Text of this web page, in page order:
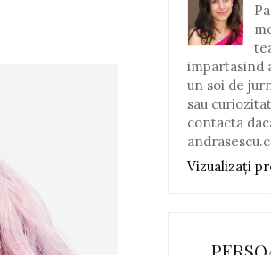
impartasind
un soi de
sau
contacta
Vizualizați